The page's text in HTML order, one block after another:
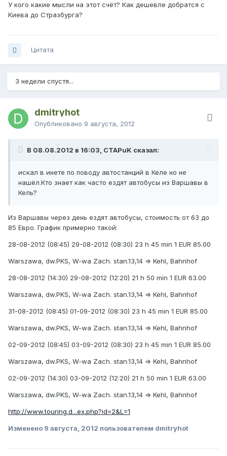
У кого какие мысли на этот счёт? Как дешевле добратся с
Киева до Стразбурга?
Цитата
3 недели спустя...
dmitryhot
Опубликовано 9 августа, 2012
В 08.08.2012 в 16:03, CTAPuK сказал:
искал в инете по поводу автостанций в Келе но не
нашёл.Кто знает как часто ездят автобусы из Варшавы в
Кель?
Из Варшавы через день ездят автобусы, стоимость от 63 до
85 Евро. График примерно такой:
28-08-2012 (08:45) 29-08-2012 (08:30) 23 h 45 min 1 EUR 85.00
Warszawa, dw.PKS, W-wa Zach. stan.13,14 ⇒ Kehl, Bahnhof
28-08-2012 (14:30) 29-08-2012 (12:20) 21 h 50 min 1 EUR 63.00
Warszawa, dw.PKS, W-wa Zach. stan.13,14 ⇒ Kehl, Bahnhof
31-08-2012 (08:45) 01-09-2012 (08:30) 23 h 45 min 1 EUR 85.00
Warszawa, dw.PKS, W-wa Zach. stan.13,14 ⇒ Kehl, Bahnhof
02-09-2012 (08:45) 03-09-2012 (08:30) 23 h 45 min 1 EUR 85.00
Warszawa, dw.PKS, W-wa Zach. stan.13,14 ⇒ Kehl, Bahnhof
02-09-2012 (14:30) 03-09-2012 (12:20) 21 h 50 min 1 EUR 63.00
Warszawa, dw.PKS, W-wa Zach. stan.13,14 ⇒ Kehl, Bahnhof
http://www.touring.d...ex.php?id=2&L=1
Изменено 9 августа, 2012 пользователем dmitryhot